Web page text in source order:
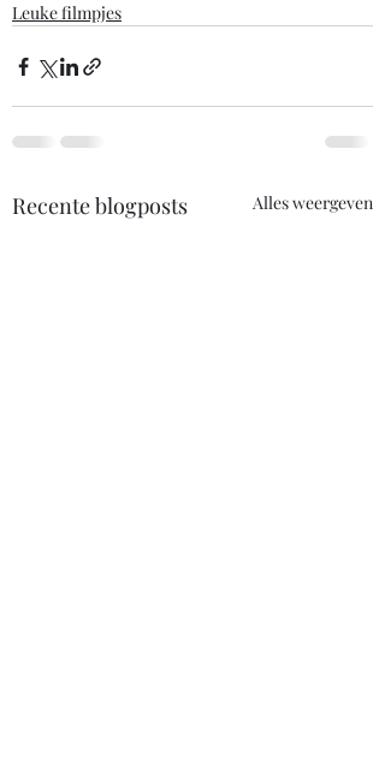
Leuke filmpjes
Recente blogposts Alles weergeven